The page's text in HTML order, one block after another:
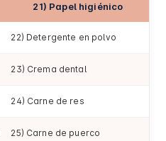
21) Papel higiénico
22) Detergente en polvo
23) Crema dental
24) Carne de res
25) Carne de puerco